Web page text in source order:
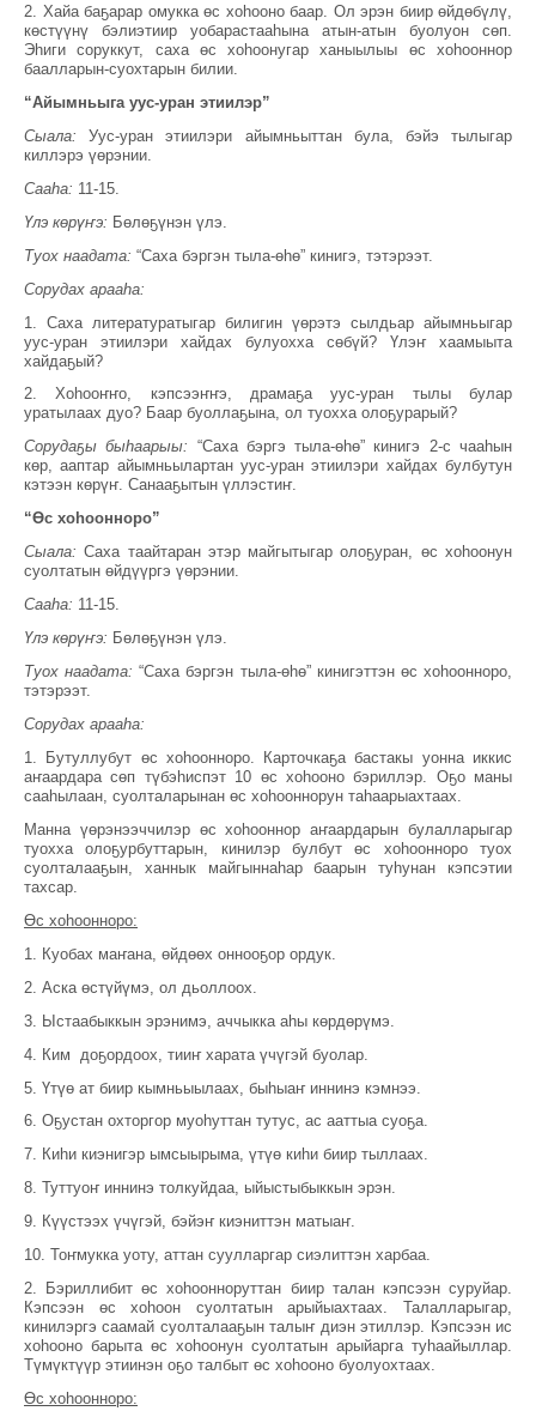
2. Хайа баҕарар омукка өс хоһооно баар. Ол эрэн биир өйдөбүлү,
көстүүнү бэлиэтиир уобарастааһына атын-атын буолуон сөп.
Эһиги соруккут, саха өс хоһоонугар ханыылыы өс хоһооннор
баалларын-суохтарын билии.
“Айымньыга уус-уран этиилэр”
Сыала: Уус-уран этиилэри айымньыттан була, бэйэ тылыгар
киллэрэ үөрэнии.
Сааһа: 11-15.
Үлэ көрүҥэ: Бөлөҕүнэн үлэ.
Туох наадата: “Саха бэргэн тыла-өһө” кинигэ, тэтэрээт.
Сорудах арааһа:
1. Саха литературатыгар билигин үөрэтэ сылдьар айымньыгар
уус-уран этиилэри хайдах булуохха сөбүй? Үлэҥ хаамыыта
хайдаҕый?
2. Хоһооҥҥо, кэпсээҥҥэ, драмаҕа уус-уран тылы булар
уратылаах дуо? Баар буоллаҕына, ол туохха олоҕурарый?
Сорудаҕы быһаарыы: “Саха бэргэ тыла-өһө” кинигэ 2-с чааһын
көр, ааптар айымньылартан уус-уран этиилэри хайдах булбутун
кэтээн көрүҥ. Санааҕытын үллэстиҥ.
“Өс хоһоонноро”
Сыала: Саха таайтаран этэр майгытыгар олоҕуран, өс хоһоонун
суолтатын өйдүүргэ үөрэнии.
Сааһа: 11-15.
Үлэ көрүҥэ: Бөлөҕүнэн үлэ.
Туох наадата: “Саха бэргэн тыла-өһө” кинигэттэн өс хоһоонноро,
тэтэрээт.
Сорудах арааһа:
1. Бутуллубут өс хоһоонноро. Карточкаҕа бастакы уонна иккис
аҥаардара сөп түбэһиспэт 10 өс хоһооно бэриллэр. Оҕо маны
сааһылаан, суолталарынан өс хоһооннорун таһаарыахтаах.
Манна үөрэнээччилэр өс хоһооннор аҥаардарын булалларыгар
туохха олоҕурбуттарын, кинилэр булбут өс хоһоонноро туох
суолталааҕын, ханнык майгыннаһар баарын туһунан кэпсэтии
тахсар.
Өс хоһоонноро:
1. Куобах маҥана, өйдөөх оннооҕор ордук.
2. Аска өстүйүмэ, ол дьоллоох.
3. Ыстаабыккын эрэнимэ, аччыкка аһы көрдөрүмэ.
4. Ким доҕордоох, тииҥ харата үчүгэй буолар.
5. Үтүө ат биир кымньыылаах, быһыаҥ иннинэ кэмнээ.
6. Оҕустан охторгор муоһуттан тутус, ас ааттыа суоҕа.
7. Киһи киэнигэр ымсыырыма, үтүө киһи биир тыллаах.
8. Туттуоҥ иннинэ толкуйдаа, ыйыстыбыккын эрэн.
9. Күүстээх үчүгэй, бэйэҥ киэниттэн матыаҥ.
10. Тоҥмукка уоту, аттан суулларгар сиэлиттэн харбаа.
2. Бэриллибит өс хоһоонноруттан биир талан кэпсээн суруйар.
Кэпсээн өс хоһоон суолтатын арыйыахтаах. Талалларыгар,
кинилэргэ саамай суолталааҕын талыҥ диэн этиллэр. Кэпсээн ис
хоһооно барыта өс хоһоонун суолтатын арыйарга туһаайыллар.
Түмүктүүр этиинэн оҕо талбыт өс хоһооно буолуохтаах.
Өс хоһоонноро: